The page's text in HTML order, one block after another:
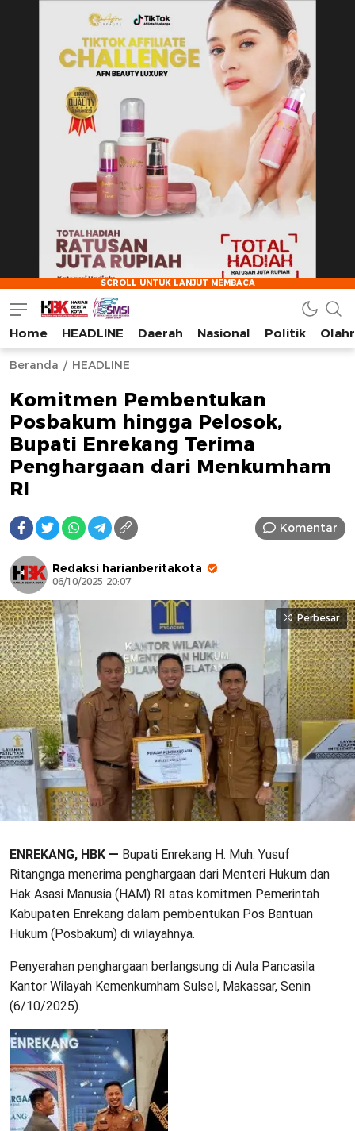
HarianBeritaKota
Mengabarkan Setiap Detil, Sudut, dan Cerita Kota
Home HEADLINE Daerah Nasional Politik
Beranda HEADLINE
Komitmen Pembentukan
Posbakum hingga Pelosok,
Bupati Enrekang Terima
Penghargaan dari Menkumham
RI
Komentar
Redaksi harianberitakota
06/10/2025 20:07
Perbesar
ENREKANG, HBK — Bupati Enrekang H. Muh. Yusuf
Ritangnga menerima penghargaan dari Menteri Hukum dan
Hak Asasi Manusia (HAM) RI atas komitmen Pemerintah
Kabupaten Enrekang dalam pembentukan Pos Bantuan
Hukum (Posbakum) di wilayahnya.
Penyerahan penghargaan berlangsung di Aula Pancasila
Kantor Wilayah Kemenkumham Sulsel, Makassar, Senin
(6/10/2025).